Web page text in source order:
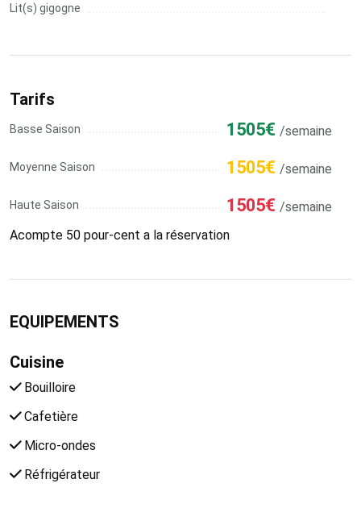
Lit(s) gigogne
Tarifs
Basse Saison 1505€ /semaine
Moyenne Saison 1505€ /semaine
Haute Saison 1505€ /semaine
Acompte 50 pour-cent a la réservation
EQUIPEMENTS
Cuisine
Bouilloire
Cafetière
Micro-ondes
Réfrigérateur